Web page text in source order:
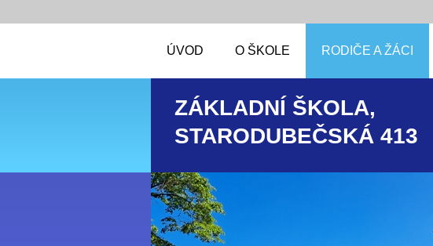
ÚVOD O ŠKOLE RODIČE A ŽÁCI
ZÁKLADNÍ ŠKOLA,
STARODUBEČSKÁ 413